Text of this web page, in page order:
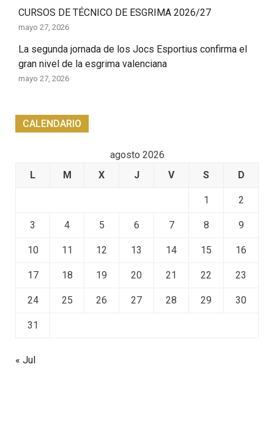
CURSOS DE TÉCNICO DE ESGRIMA 2026/27
mayo 27, 2026
La segunda jornada de los Jocs Esportius confirma el
gran nivel de la esgrima valenciana
mayo 27, 2026
CALENDARIO
agosto 2026
L
M X J V S D
1 2
3 4 5 6 7 8 9
10 11 12 13 14 15 16
17 18 19 20 21 22 23
24 25 26 27 28 29 30
31
« Jul